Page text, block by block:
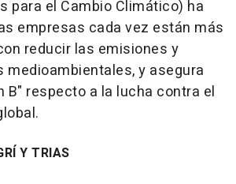
para el Cambio Climático) ha
empresas cada vez están más
reducir las emisiones y
medioambientales, y asegura
B" respecto a la lucha contra el
Y TRIAS